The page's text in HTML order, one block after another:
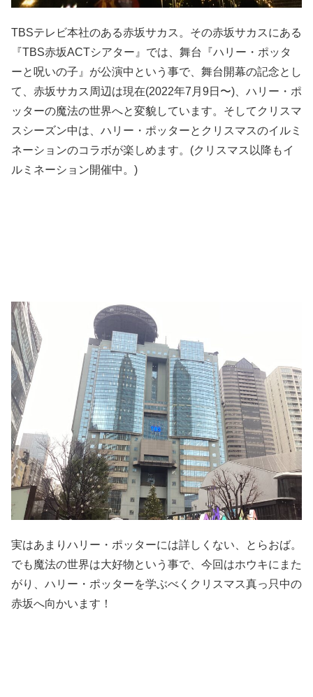
TBSテレビ本社のある赤坂サカス。その赤坂サカスにある
『 TBS赤坂ACTシアター』では、舞台『ハリー・ポッタ
ーと呪いの子』が公演中という事で、舞台開幕の記念とし
て、赤坂サカス周辺は現在(2022年7月 9日〜)、ハリー・ポ
ッターの魔法の世界へと変貌しています。そしてクリスマ
スシーズン中は、ハリー・ポッターとクリスマスのイルミ
ネーションのコラボが楽しめます。 (クリスマス以降もイ
ルミネーション開催中。 )
実はあまりハリー・ポッターには詳しくない、とらおば。
でも魔法の世界は大好物という事で、今回はホウキにまた
がり、ハリー・ポッターを学ぶべくクリスマス真っ只中の
赤坂へ向かいます！